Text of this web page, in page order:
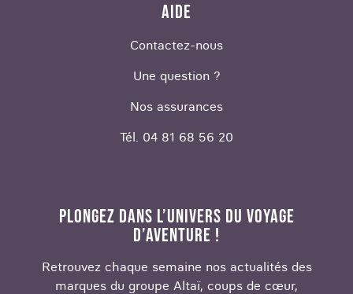
AIDE
Contactez-nous
Une question ?
Nos assurances
Tél. 04 81 68 56 20
PLONGEZ DANS L’UNIVERS DU VOYAGE
D’AVENTURE !
Retrouvez chaque semaine nos actualités des
marques du groupe Altaï, coups de cœur,